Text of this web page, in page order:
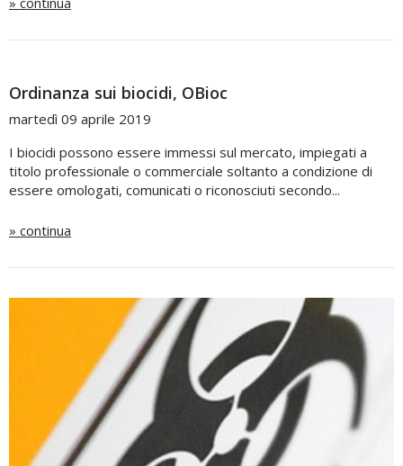
Ordinanza sui biocidi, OBioc
martedì 09 aprile 2019
I biocidi possono essere immessi sul mercato, impiegati a
titolo professionale o commerciale soltanto a condizione di
essere omologati, comunicati o riconosciuti secondo...
» continua